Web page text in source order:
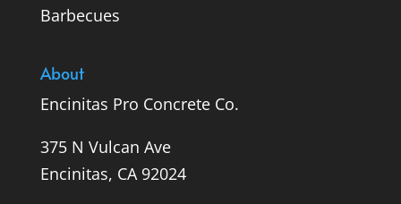
Barbecues
About
Encinitas Pro Concrete Co.
375 N Vulcan Ave
Encinitas, CA 92024